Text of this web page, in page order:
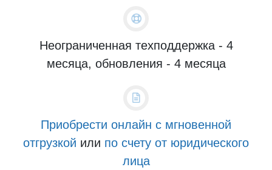
Неограниченная техподдержка - 4
месяца, обновления - 4 месяца
Приобрести онлайн с мгновенной
отгрузкой или по счету от юридического
лица